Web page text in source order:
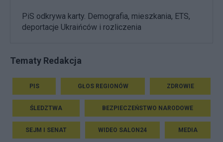
PiS odkrywa karty. Demografia, mieszkania, ETS,
deportacje Ukraińców i rozliczenia
Tematy Redakcja
PIS GŁOS REGIONÓW ZDROWIE
ŚLEDZTWA BEZPIECZEŃSTWO NARODOWE
SEJM I SENAT WIDEO SALON24 MEDIA